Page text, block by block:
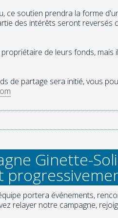
ce soutien prendra la forme
des intérêts seront reversés
de leurs fonds, mais
de partage sera initié, vous
Ginette-
portera événements,
relayer notre campagne,